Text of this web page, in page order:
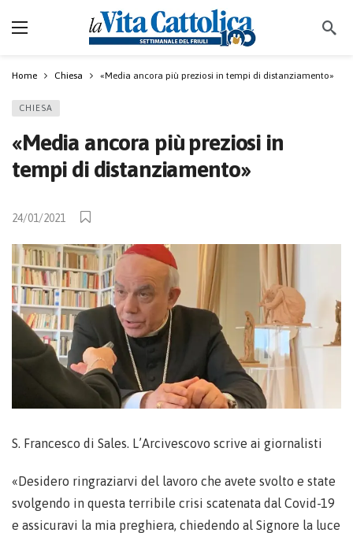
Home Chiesa «Media ancora più preziosi in tempi di distanziamento»
CHIESA
«Media ancora più preziosi in
tempi di distanziamento»
24/01/2021
S. Francesco di Sales. L’Arcivescovo scrive ai giornalisti
«Desidero ringraziarvi del lavoro che avete svolto e state
svolgendo in questa terribile crisi scatenata dal Covid-19
e assicuravi la mia preghiera, chiedendo al Signore la luce